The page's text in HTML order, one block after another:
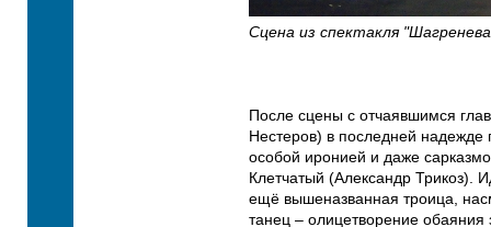
Сцена из спектакля
После сцены с отчаявшимся
Нестеров) в последней надежде
особой иронией и даже
Клетчатый (Александр Трикоз).
ещё вышеназванная троица,
танец – олицетворение